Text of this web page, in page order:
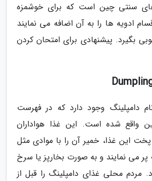
سنتی چین است که برای خوشمزه
ادویه ها را به آن اضافه می نمایند
بگیرد. پیشنهادی برای امتحان کردن
دامپلینگ وجود دارد که در فهرست
واقع شده است. این غذا هواداران
پخت این غذا، خمیر آن را با موادی مثل
می نمایند و به صورت بخارپز یا سرخ
محلی غذای دامپلینگ را قبل از